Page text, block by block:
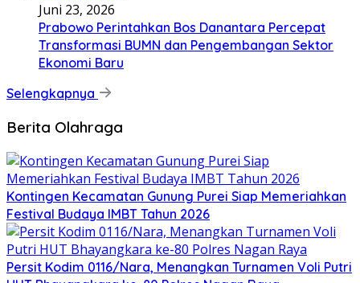
Juni 23, 2026
Prabowo Perintahkan Bos Danantara Percepat
Transformasi BUMN dan Pengembangan Sektor
Ekonomi Baru
Selengkapnya
Berita Olahraga
Kontingen Kecamatan Gunung Purei Siap Memeriahkan
Festival Budaya IMBT Tahun 2026
Persit Kodim 0116/Nara, Menangkan Turnamen Voli Putri